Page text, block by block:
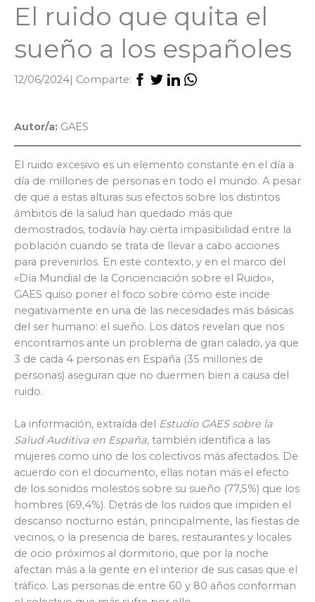
El ruido que quita el
sueño a los españoles
12/06/2024| Comparte:
Autor/a: GAES
El ruido excesivo es un elemento constante en el día a
día de millones de personas en todo el mundo. A pesar
de que a estas alturas sus efectos sobre los distintos
ámbitos de la salud han quedado más que
demostrados, todavía hay cierta impasibilidad entre la
población cuando se trata de llevar a cabo acciones
para prevenirlos. En este contexto, y en el marco del
«Día Mundial de la Concienciación sobre el Ruido»,
GAES quiso poner el foco sobre cómo este incide
negativamente en una de las necesidades más básicas
del ser humano: el sueño. Los datos revelan que nos
encontramos ante un problema de gran calado, ya que
3 de cada 4 personas en España (35 millones de
personas) aseguran que no duermen bien a causa del
ruido.
La información, extraída del Estudio GAES sobre la
Salud Auditiva en España, también identifica a las
mujeres como uno de los colectivos más afectados. De
acuerdo con el documento, ellas notan más el efecto
de los sonidos molestos sobre su sueño (77,5%) que los
hombres (69,4%). Detrás de los ruidos que impiden el
descanso nocturno están, principalmente, las fiestas de
vecinos, o la presencia de bares, restaurantes y locales
de ocio próximos al dormitorio, que por la noche
afectan más a la gente en el interior de sus casas que el
tráfico. Las personas de entre 60 y 80 años conforman